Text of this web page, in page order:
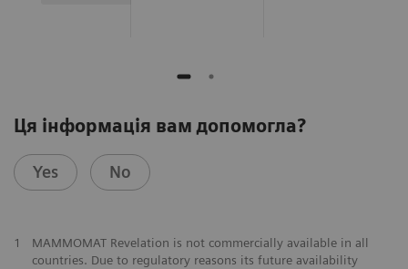
Ця інформація вам допомогла?
Yes No
1
MAMMOMAT Revelation is not commercially available in all
countries. Due to regulatory reasons its future availability